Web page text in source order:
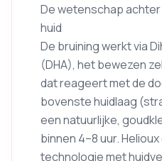
De wetenschap
huid
De bruining werkt via
(DHA), het bewezen
dat reageert met de
bovenste huidlaag
een natuurlijke,
binnen 4–8 uur.
technologie met